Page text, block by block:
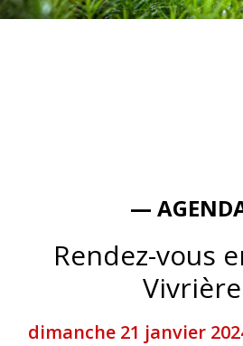
—
Rendez-vous
dimanche 21 janvier